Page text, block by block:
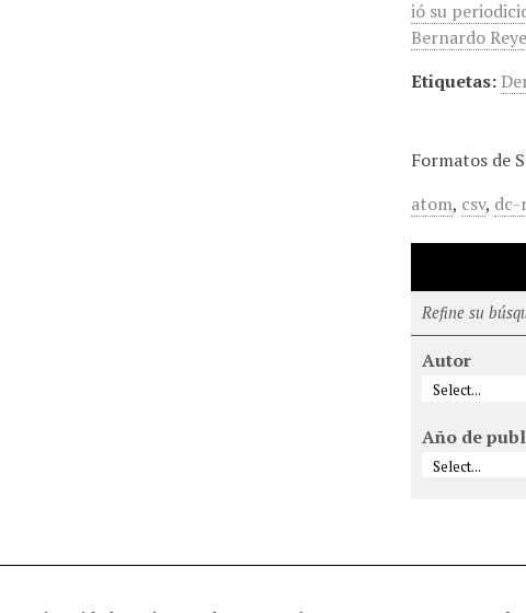
ió su
Bernardo
Etiquetas:
Formatos de
atom, csv,
Refine su
Autor
Año de